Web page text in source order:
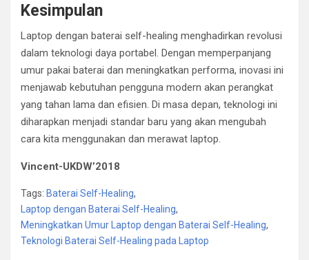
Kesimpulan
Laptop dengan baterai self-healing menghadirkan revolusi
dalam teknologi daya portabel. Dengan memperpanjang
umur pakai baterai dan meningkatkan performa, inovasi ini
menjawab kebutuhan pengguna modern akan perangkat
yang tahan lama dan efisien. Di masa depan, teknologi ini
diharapkan menjadi standar baru yang akan mengubah
cara kita menggunakan dan merawat laptop.
Vincent-UKDW’2018
Tags: Baterai Self-Healing,
Laptop dengan Baterai Self-Healing,
Meningkatkan Umur Laptop dengan Baterai Self-Healing,
Teknologi Baterai Self-Healing pada Laptop